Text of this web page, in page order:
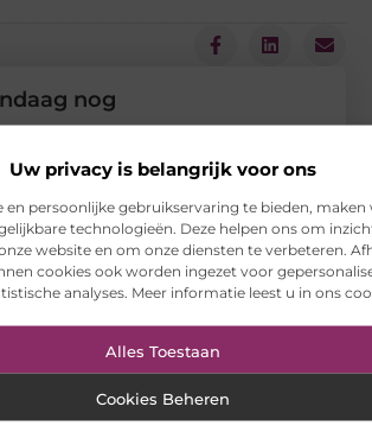
Uw privacy is belangrijk voor ons
en persoonlijke gebruikservaring te bieden, maken
technologieën. Deze helpen ons om
website en om onze diensten te verbeteren.
cookies ook worden ingezet voor
analyses. Meer informatie leest u in ons
Alles Toestaan
Cookies Beheren
nog
op
Stuur ons een bericht
Registreer hier